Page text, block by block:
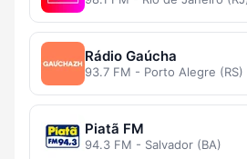
Rádio Gaúcha
93.7 FM - Porto Alegre (RS)
Piatã FM
94.3 FM - Salvador (BA)